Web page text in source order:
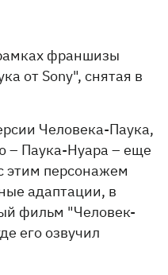
франшизы
от Sony", снятая в
Человека-Паука,
– Паука-Нуара – еще
этим персонажем
адаптации, в
фильм "Человек-
его озвучил